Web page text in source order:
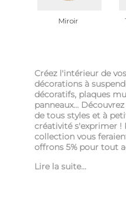
Miroir
Créez l'intérieur de
décorations à
décoratifs, plaques
panneaux...
de tous styles et à
créativité s'exprimer !
collection vous
offrons 5% pour tout
Lire la suite...